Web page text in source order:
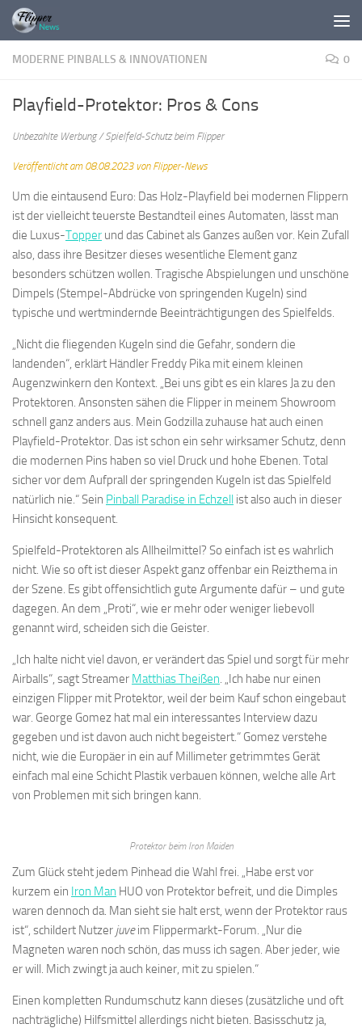
Zum Inhalt springen
MODERNE PINBALLS & INNOVATIONEN 0
Playfield-Protektor: Pros & Cons
Unbezahlte Werbung / Spielfeld-Schutz beim Flipper
Veröffentlicht am 08.08.2023 von Flipper-News
Um die eintausend Euro: Das Holz-Playfield bei modernen Flippern
ist der vielleicht teuerste Bestandteil eines Automaten, lässt man
die Luxus-Topper und das Cabinet als Ganzes außen vor. Kein Zufall
also, dass ihre Besitzer dieses wesentliche Element ganz
besonders schützen wollen. Tragische Abspielungen und unschöne
Dimpels (Stempel-Abdrücke von springenden Kugeln) sind
typische und wertmindernde Beeinträchtigungen des Spielfelds.
„Nicht die fliegenden Kugeln sind die Gefahr, sondern die
landenden“, erklärt Händler Freddy Pika mit einem kleinen
Augenzwinkern den Kontext. „Bei uns gibt es ein klares Ja zu den
Protektoren. Ansonsten sähen die Flipper in meinem Showroom
schnell ganz anders aus. Mein Godzilla zuhause hat auch einen
Playfield-Protektor. Das ist schon ein sehr wirksamer Schutz, denn
die modernen Pins haben so viel Druck und hohe Ebenen. Total
sicher vor dem Aufprall der springenden Kugeln ist das Spielfeld
natürlich nie.“ Sein Pinball Paradise in Echzell ist also auch in dieser
Hinsicht konsequent.
Spielfeld-Protektoren als Allheilmittel? So einfach ist es wahrlich
nicht. Wie so oft ist dieser Aspekt ganz offenbar ein Reizthema in
der Szene. Es gibt offensichtlich gute Argumente dafür – und gute
dagegen. An dem „Proti“, wie er mehr oder weniger liebevoll
genannt wird, scheiden sich die Geister.
„Ich halte nicht viel davon, er verändert das Spiel und sorgt für mehr
Airballs“, sagt Streamer Matthias Theißen. „Ich habe nur einen
einzigen Flipper mit Protektor, weil der beim Kauf schon eingebaut
war. George Gomez hat mal ein interessantes Interview dazu
gegeben und ist davon auch nicht begeistert.“ Gomez verstehe
nicht, wie die Europäer in ein auf Millimeter getrimmtes Gerät
einfach mal eine Schicht Plastik verbauen können, welche alle Art
von Problemen mit sich bringen kann.
Protektor beim Iron Maiden
Zum Glück steht jedem Pinhead die Wahl frei. „Habe erst vor
kurzem ein Iron Man HUO von Protektor befreit, und die Dimples
waren dennoch da. Man sieht sie halt erst, wenn der Protektor raus
ist“, schildert Nutzer juveim Flippermarkt-Forum. „Nur die
Magneten waren noch schön, das muss ich sagen. Aber jeder, wie
er will. Mich zwingt ja auch keiner, mit zu spielen.“
Einen kompletten Rundumschutz kann dieses (zusätzliche und oft
nachträgliche) Hilfsmittel allerdings nicht bieten. Basisschutz ja,